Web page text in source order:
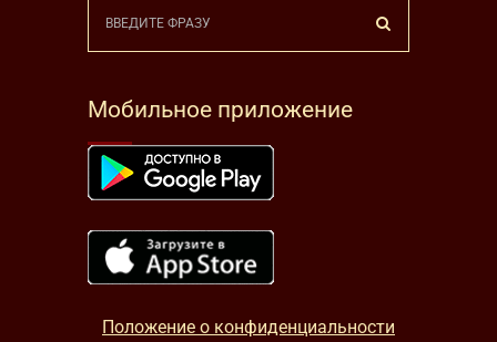
Мобильное приложение
Положение о конфиденциальности